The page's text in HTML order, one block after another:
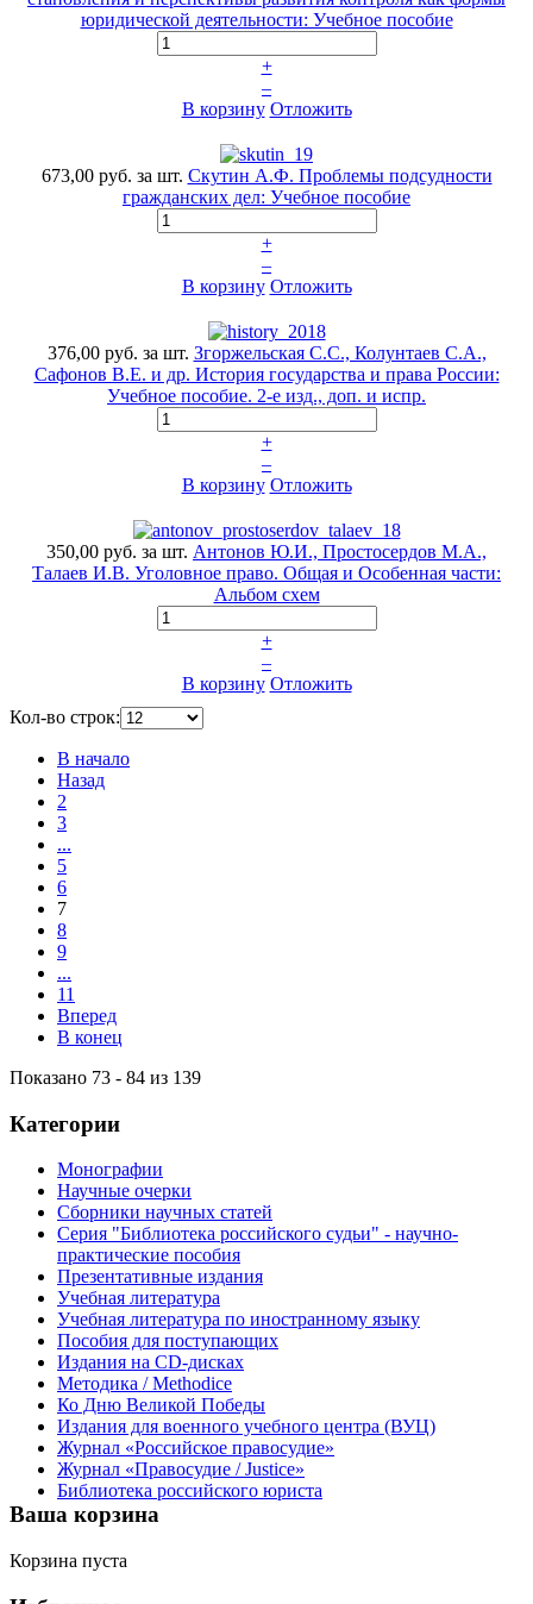
юридической деятельности: Учебное пособие
+
–
В корзину Отложить
673,00 руб. за шт. Скутин А.Ф. Проблемы подсудности
гражданских дел: Учебное пособие
+
–
В корзину Отложить
376,00 руб. за шт. Згоржельская С.С., Колунтаев С.А.,
Сафонов В.Е. и др. История государства и права России:
Учебное пособие. 2‑е изд., доп. и испр.
+
–
В корзину Отложить
350,00 руб. за шт. Антонов Ю.И., Простосердов М.А.,
Талаев И.В. Уголовное право. Общая и Особенная части:
Альбом схем
+
–
В корзину Отложить
Кол-во строк:
В начало
Назад
2
3
...
5
6
7
8
9
...
11
Вперед
В конец
Показано 73 - 84 из 139
Категории
Монографии
Научные очерки
Сборники научных статей
Серия "Библиотека российского судьи" - научно-
практические пособия
Презентативные издания
Учебная литература
Учебная литература по иностранному языку
Пособия для поступающих
Издания на CD-дисках
Методика / Methodice
Ко Дню Великой Победы
Издания для военного учебного центра (ВУЦ)
Журнал «Российское правосудие»
Журнал «Правосудие / Justice»
Библиотека российского юриста
Ваша корзина
Корзина пуста